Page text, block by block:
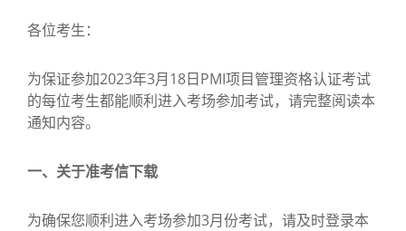
各位考生：
为保证参加2023年3月18日PMI项目管理资格认证考试
的每位考生都能顺利进入考场参加考试，请完整阅读本
通知内容。
一、关于准考信下载
为确保您顺利进入考场参加3月份考试，请及时登录本